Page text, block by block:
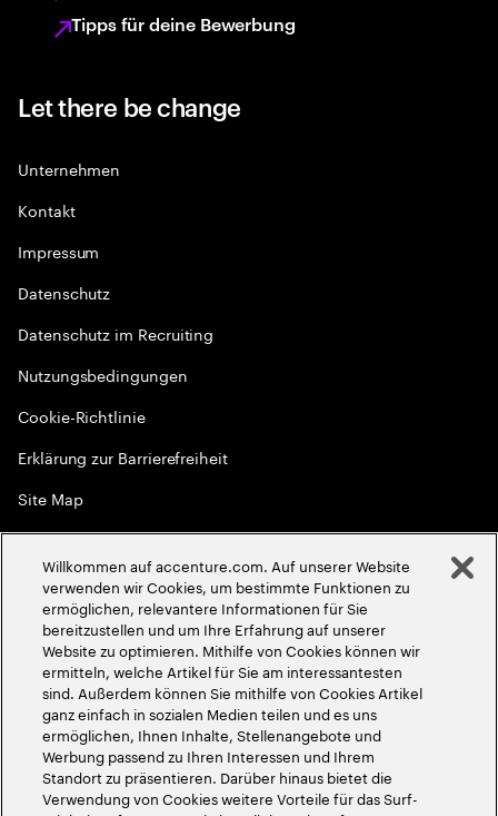
Tipps für deine Bewerbung
Let there be change
Unternehmen
Kontakt
Impressum
Datenschutz
Datenschutz im Recruiting
Nutzungsbedingungen
Cookie-Richtlinie
Erklärung zur Barrierefreiheit
Site Map
Globale Meritokratie
2026Accenture. Alle Rechte vorbehalten
Willkommen auf accenture.com. Auf unserer Website
verwenden wir Cookies, um bestimmte Funktionen zu
ermöglichen, relevantere Informationen für Sie
bereitzustellen und um Ihre Erfahrung auf unserer
Website zu optimieren. Mithilfe von Cookies können wir
ermitteln, welche Artikel für Sie am interessantesten
sind. Außerdem können Sie mithilfe von Cookies Artikel
ganz einfach in sozialen Medien teilen und es uns
ermöglichen, Ihnen Inhalte, Stellenangebote und
Werbung passend zu Ihren Interessen und Ihrem
Standort zu präsentieren. Darüber hinaus bietet die
Verwendung von Cookies weitere Vorteile für das Surf-